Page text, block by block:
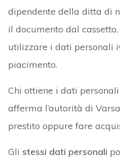
dipendente della ditta di
il documento dal
utilizzare i dati personali
piacimento.
Chi ottiene i dati
afferma l’autorità di
prestito oppure fare
Gli stessi dati personali